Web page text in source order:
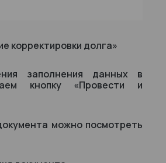
корректировки долга»
заполнения данных в
кнопку «Провести и
можно посмотреть